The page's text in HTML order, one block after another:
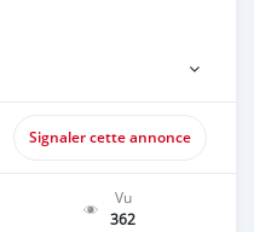
Signaler cette annonce
Vu
362